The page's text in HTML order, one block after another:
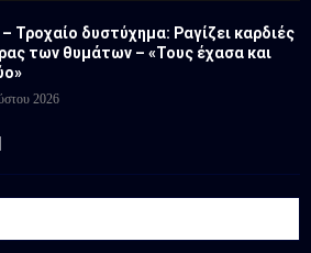
Τροχαίο δυστύχημα: Ραγίζει καρδιές
των θυμάτων – «Τους έχασα και
2026